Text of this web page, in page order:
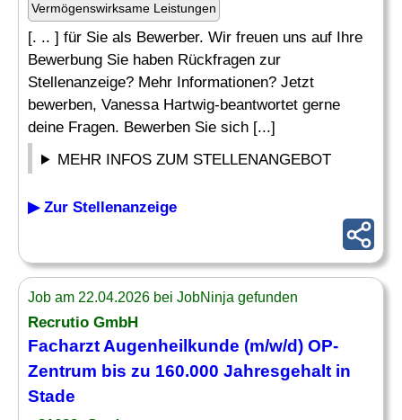
Vermögenswirksame Leistungen
[. .. ] für Sie als Bewerber. Wir freuen uns auf Ihre
Bewerbung Sie haben Rückfragen zur
Stellenanzeige? Mehr Informationen? Jetzt
bewerben, Vanessa Hartwig-beantwortet gerne
deine Fragen. Bewerben Sie sich [...]
MEHR INFOS ZUM STELLENANGEBOT
▶ Zur Stellenanzeige
Job am 22.04.2026 bei JobNinja gefunden
Recrutio GmbH
Facharzt Augenheilkunde (m/w/d) OP-
Zentrum bis zu 160.000 Jahresgehalt in
Stade